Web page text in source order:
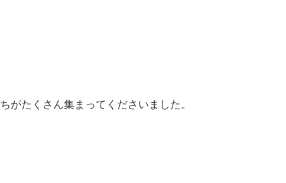
がたくさん集まってくださいました。